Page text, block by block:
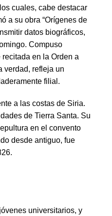
cuales, cabe destacar
a su obra “Orígenes de
datos biográficos,
Compuso
en la Orden a
verdad, refleja un
filial.
a las costas de Siria.
de Tierra Santa. Su
en el convento
desde antiguo, fue
universitarios, y